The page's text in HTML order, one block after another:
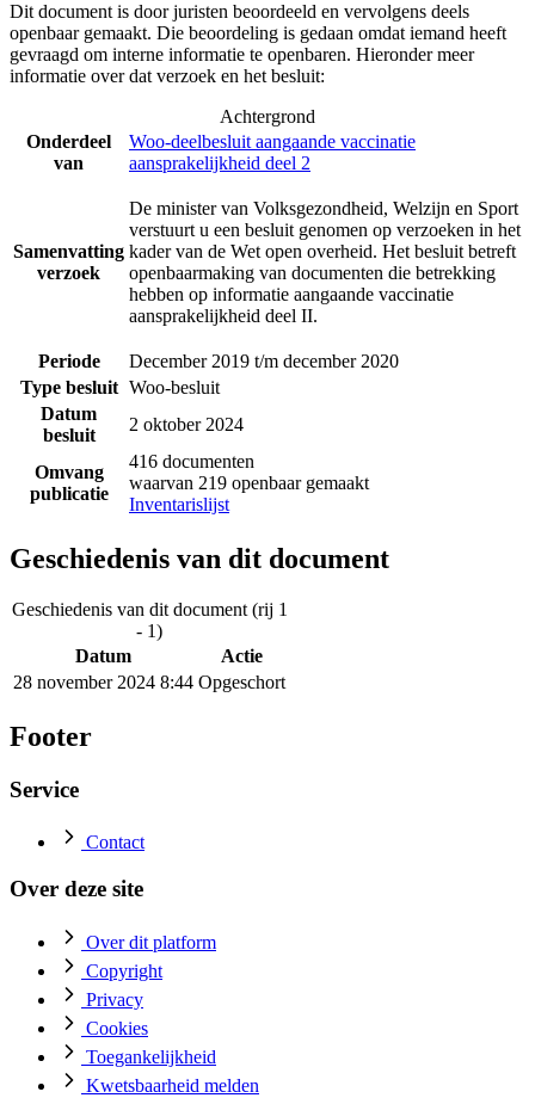
Dit document is door juristen beoordeeld en vervolgens deels
openbaar gemaakt. Die beoordeling is gedaan omdat iemand heeft
gevraagd om interne informatie te openbaren. Hieronder meer
informatie over dat verzoek en het besluit:
Achtergrond
Onderdeel
van
Woo-deelbesluit aangaande vaccinatie
aansprakelijkheid deel 2
Samenvatting
verzoek
De minister van Volksgezondheid, Welzijn en Sport
verstuurt u een besluit genomen op verzoeken in het
kader van de Wet open overheid. Het besluit betreft
openbaarmaking van documenten die betrekking
hebben op informatie aangaande vaccinatie
aansprakelijkheid deel II.
Periode
December 2019 t/m december 2020
Type besluit Woo-besluit
Datum
besluit
2 oktober 2024
Omvang
publicatie
416 documenten
waarvan 219 openbaar gemaakt
Inventarislijst
Geschiedenis van dit document
Geschiedenis van dit document (rij 1
- 1)
Datum
Actie
28 november 2024 8:44 Opgeschort
Footer
Service
Contact
Over deze site
Over dit platform
Copyright
Privacy
Cookies
Toegankelijkheid
Kwetsbaarheid melden